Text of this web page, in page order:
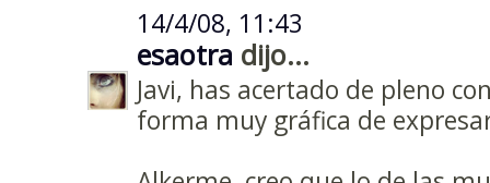
14/4/08, 11:43
esaotra dijo...
Javi, has acertado de pleno
forma muy gráfica de